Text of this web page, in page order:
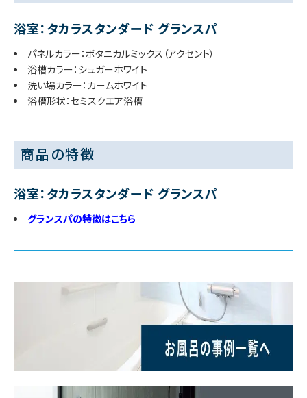
浴室：タカラスタンダード グランスパ
パネルカラー：ボタニカルミックス（アクセント）
浴槽カラー：シュガーホワイト
洗い場カラー：カームホワイト
浴槽形状：セミスクエア浴槽
商品の特徴
浴室：タカラスタンダード グランスパ
グランスパの特徴はこちら